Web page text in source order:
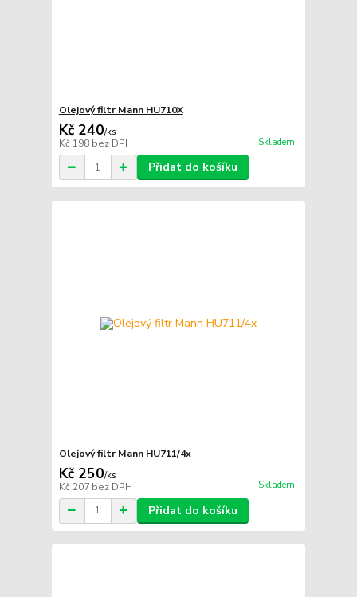
Olejový filtr Mann HU710X
Kč 240/ks
Kč 198 bez DPH Skladem
Přidat do košíku
Olejový filtr Mann HU711/4x
Kč 250/ks
Kč 207 bez DPH Skladem
Přidat do košíku